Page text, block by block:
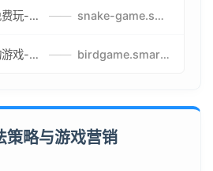
H5贪吃蛇游戏免费玩-最好的网页在线贪吃蛇游戏-贪吃蛇H5游戏攻略 —— snake-game.smartwatchmanufacturer.cn
H5小鸟闯障碍物游戏-网页在线游戏小鸟闯关 —— birdgame.smartwatchmanufacturer.cn
策略与游戏营销